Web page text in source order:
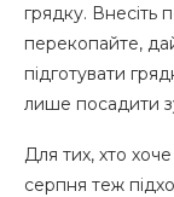
грядку. Внесіть
перекопайте,
підготувати
лише посадити
Для тих, хто
серпня теж